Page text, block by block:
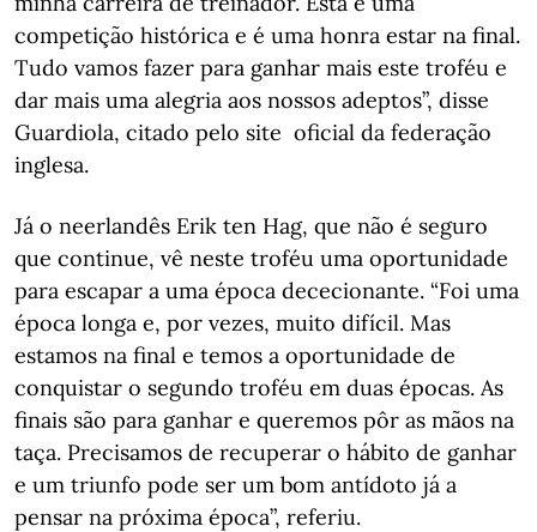
competição histórica e é uma honra estar na final.
Tudo vamos fazer para ganhar mais este troféu e
dar mais uma alegria aos nossos adeptos”, disse
Guardiola, citado pelo site oficial da federação
inglesa.
Já o neerlandês Erik ten Hag, que não é seguro
que continue, vê neste troféu uma oportunidade
para escapar a uma época dececionante. “Foi uma
época longa e, por vezes, muito difícil. Mas
estamos na final e temos a oportunidade de
conquistar o segundo troféu em duas épocas. As
finais são para ganhar e queremos pôr as mãos na
taça. Precisamos de recuperar o hábito de ganhar
e um triunfo pode ser um bom antídoto já a
pensar na próxima época”, referiu.